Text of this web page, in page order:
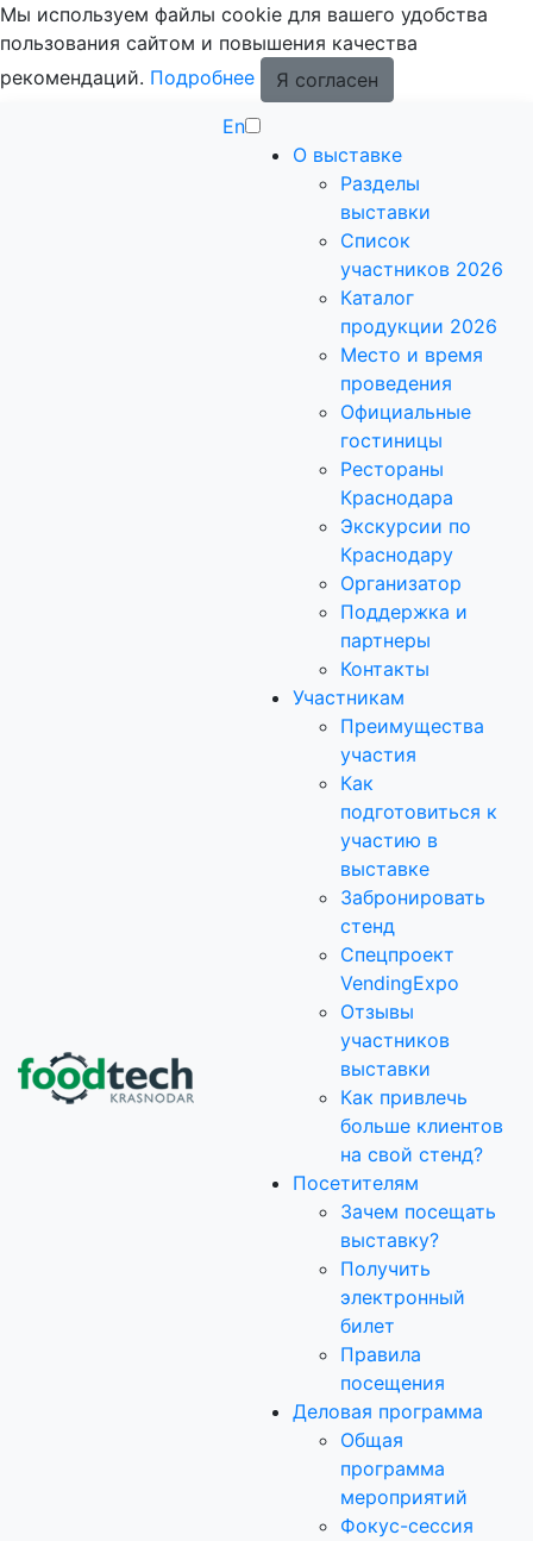
Мы используем файлы cookie для вашего удобства
пользования сайтом и повышения качества
рекомендаций. Подробнее
Я согласен
En
О выставке
Разделы
выставки
Список
участников 2026
Каталог
продукции 2026
Место и время
проведения
Официальные
гостиницы
Рестораны
Краснодара
Экскурсии по
Краснодару
Организатор
Поддержка и
партнеры
Контакты
Участникам
Преимущества
участия
Как
подготовиться к
участию в
выставке
Забронировать
стенд
Спецпроект
VendingExpo
Отзывы
участников
выставки
Как привлечь
больше клиентов
на свой стенд?
Посетителям
Зачем посещать
выставку?
Получить
электронный
билет
Правила
посещения
Деловая программа
Общая
программа
мероприятий
Фокус-сессия